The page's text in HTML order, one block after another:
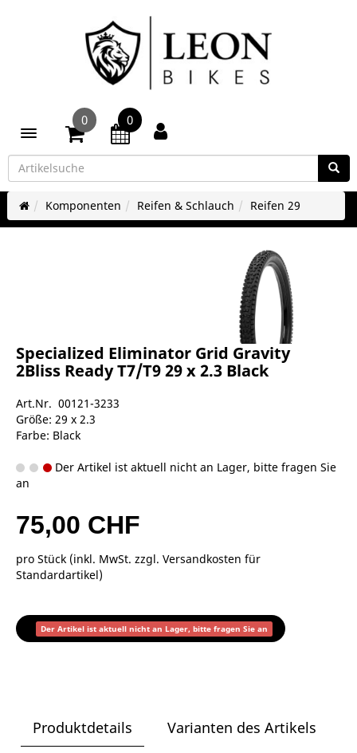
Toggle navigation
0 0
Komponenten Reifen & Schlauch Reifen 29
Specialized Eliminator Grid Gravity
2Bliss Ready T7/T9 29 x 2.3 Black
Art.Nr. 00121-3233
Größe: 29 x 2.3
Farbe: Black
Der Artikel ist aktuell nicht an Lager, bitte fragen Sie
an
75,00 CHF
pro Stück (inkl. MwSt. zzgl. Versandkosten für
Standardartikel)
Der Artikel ist aktuell nicht an Lager, bitte fragen Sie an
Produktdetails
Varianten des Artikels